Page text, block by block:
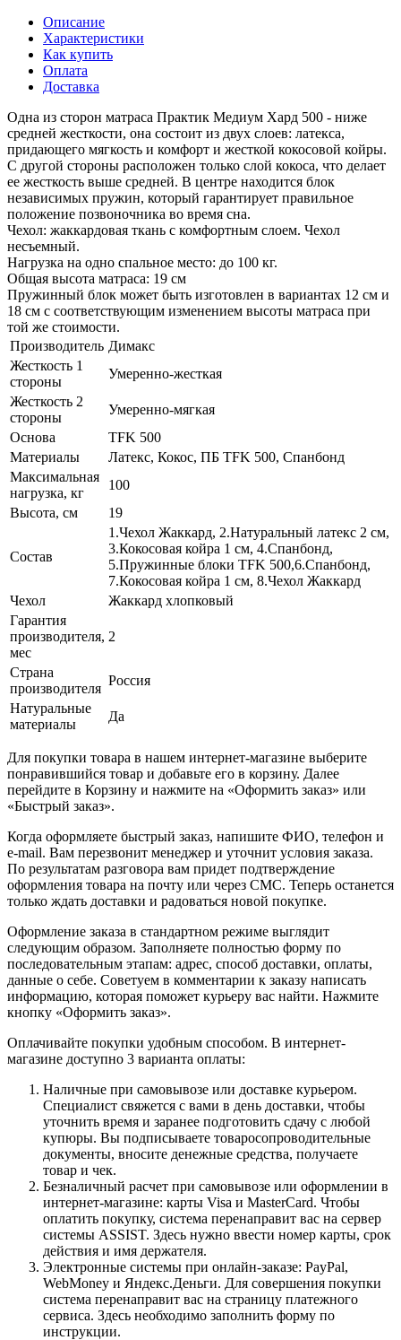
Описание
Характеристики
Как купить
Оплата
Доставка
Одна из сторон матраса Практик Медиум Хард 500 - ниже
средней жесткости, она состоит из двух слоев: латекса,
придающего мягкость и комфорт и жесткой кокосовой койры.
С другой стороны расположен только слой кокоса, что делает
ее жесткость выше средней. В центре находится блок
независимых пружин, который гарантирует правильное
положение позвоночника во время сна.
Чехол: жаккардовая ткань с комфортным слоем. Чехол
несъемный.
Нагрузка на одно спальное место: до 100 кг.
Общая высота матраса: 19 см
Пружинный блок может быть изготовлен в вариантах 12 см и
18 см с соответствующим изменением высоты матраса при
той же стоимости.
Производитель Димакс
Жесткость 1
стороны
Умеренно-жесткая
Жесткость 2
стороны
Умеренно-мягкая
Основа
TFK 500
Материалы
Латекс, Кокос, ПБ TFK 500, Спанбонд
Максимальная
нагрузка, кг
100
Высота, см
19
Состав
1.Чехол Жаккард, 2.Натуральный латекс 2 см,
3.Кокосовая койра 1 см, 4.Спанбонд,
5.Пружинные блоки TFK 500,6.Спанбонд,
7.Кокосовая койра 1 см, 8.Чехол Жаккард
Чехол
Жаккард хлопковый
Гарантия
производителя,
мес
2
Страна
производителя
Россия
Натуральные
материалы
Да
Для покупки товара в нашем интернет-магазине выберите
понравившийся товар и добавьте его в корзину. Далее
перейдите в Корзину и нажмите на «Оформить заказ» или
«Быстрый заказ».
Когда оформляете быстрый заказ, напишите ФИО, телефон и
e-mail. Вам перезвонит менеджер и уточнит условия заказа.
По результатам разговора вам придет подтверждение
оформления товара на почту или через СМС. Теперь останется
только ждать доставки и радоваться новой покупке.
Оформление заказа в стандартном режиме выглядит
следующим образом. Заполняете полностью форму по
последовательным этапам: адрес, способ доставки, оплаты,
данные о себе. Советуем в комментарии к заказу написать
информацию, которая поможет курьеру вас найти. Нажмите
кнопку «Оформить заказ».
Оплачивайте покупки удобным способом. В интернет-
магазине доступно 3 варианта оплаты:
Наличные при самовывозе или доставке курьером.
Специалист свяжется с вами в день доставки, чтобы
уточнить время и заранее подготовить сдачу с любой
купюры. Вы подписываете товаросопроводительные
документы, вносите денежные средства, получаете
товар и чек.
Безналичный расчет при самовывозе или оформлении в
интернет-магазине: карты Visa и MasterCard. Чтобы
оплатить покупку, система перенаправит вас на сервер
системы ASSIST. Здесь нужно ввести номер карты, срок
действия и имя держателя.
Электронные системы при онлайн-заказе: PayPal,
WebMoney и Яндекс.Деньги. Для совершения покупки
система перенаправит вас на страницу платежного
сервиса. Здесь необходимо заполнить форму по
инструкции.